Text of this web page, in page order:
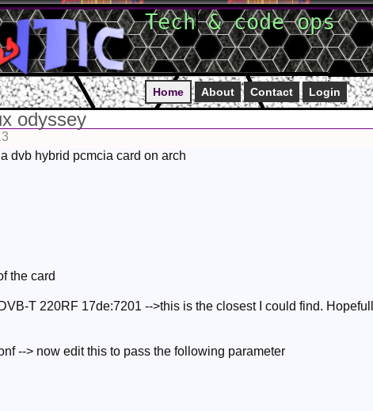
Tech & code ops
Home About Contact Login
odyssey
dvb hybrid pcmcia card on arch
the card
T 220RF 17de:7201 -->this is the closest I could find.
--> now edit this to pass the following parameter